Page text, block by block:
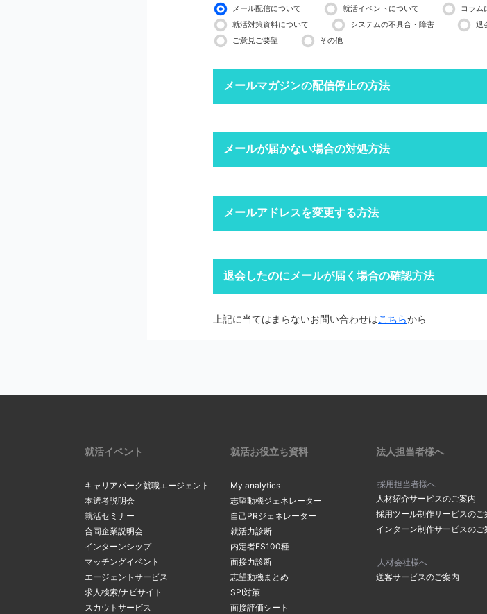
メール配信について 就活イベントについて コラム
就活対策資料について
システムの不具合・障害 退
ご意見ご要望
その他
メールマガジンの配信停止の方法
配信停止までに2〜3営業日ほどかかる場合がございますので
上記にて、解決しない場合はこちらからお問い合わせください
メールが届かない場合の対処方法
1
2
ドメイン指定受信の設定をされていませんか？
メールの設定画面から「@careerpark.jp」からのメー
Softbankの方はこちら
内のメールを削除し空き容量の確保をお願いします。
間違ったメールアドレスご登録されていませんか
カンマ（，）や、ドット（．）などにお間違いがござ
マイページ内の「
」にて
間違ったアドレスを入力されていた場合はマイページ
ルアドレスの変更をお願いします。
メールアドレスを変更する方法
1
「ログイン」からログインをしてください。
※ID・パスワードを忘れた方はこちら
リックしてください。
現在のメールアドレスが表示されます。変更
」をクリックしてください。
「新たなメールアドレス」に、登録を希望す
るメールアドレスを入力し「メールアドレス
変更」ボタンをクリックしてください。
退会したのにメールが届く場合の確認方法
メールの配信停止手続きには、2～3日程度お時間をいただいて
上記に当てはまらないお問い合わせはこちらから
就活イベント
キャリアパーク就職エージェント
本選考説明会
就活セミナー
合同企業説明会
インターンシップ
マッチングイベント
エージェントサービス
求人検索/ナビサイト
スカウトサービス
就活お役立ち資料
My analytics
志望動機ジェネレーター
自己PRジェネレーター
就活力診断
内定者ES100種
面接力診断
志望動機まとめ
SPI対策
面接評価シート
法人担当者様へ
採用担当者様へ
人材紹介サービスのご案内
採用ツール制作サービスのご
インターン制作サービスのご
人材会社様へ
送客サービスのご案内